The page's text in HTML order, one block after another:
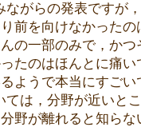
ながらの発表ですが
前を向けなかった
の一部のみで，か
たのはほんとに痛い
ようで本当にすごい
ては，分野が近いと
野が離れると知ら